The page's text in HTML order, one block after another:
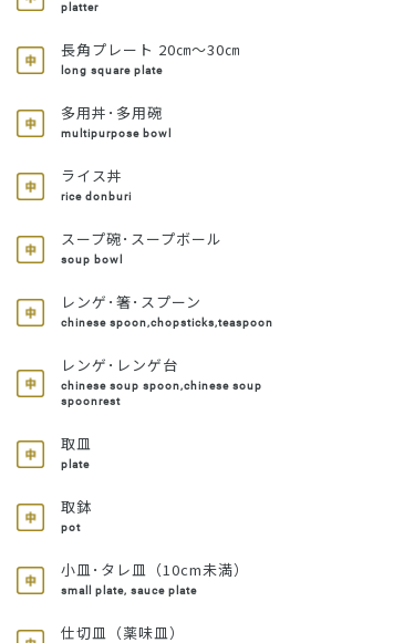
platter
長角プレート 20㎝～30㎝
long square plate
多用丼･多用碗
multipurpose bowl
ライス丼
rice donburi
スープ碗･スープボール
soup bowl
レンゲ･箸･スプーン
chinese spoon,chopsticks,teaspoon
レンゲ･レンゲ台
chinese soup spoon,chinese soup
spoonrest
取皿
plate
取鉢
pot
小皿･タレ皿（10cm未満）
small plate, sauce plate
仕切皿（薬味皿）